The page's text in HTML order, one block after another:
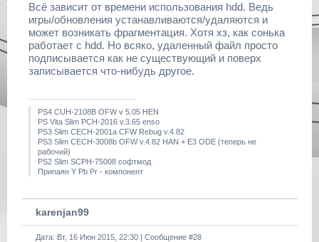
Всё зависит от времени использования hdd. Ведь
игры/обновления устанавливаются/удаляются и
может возникать фрагментация. Хотя хз, как сонька
работает с hdd. Но всяко, удаленный файл просто
подписывается как не существующий и поверх
записывается что-нибудь другое.
PS4 CUH-2108B OFW v 5.05 HEN
PS Vita Slim PCH-2016 v.3.65 enso
PS3 Slim CECH-2001a CFW Rebug v.4.82
PS3 Slim CECH-3008b OFW v.4.82 HAN + E3 ODE (теперь не
рабочий)
PS2 Slim SCPH-75008 софтмод
Припаян Y Pb Pr - компонент
karenjan99
Дата: Вт, 16 Июн 2015, 22:30 | Сообщение #28